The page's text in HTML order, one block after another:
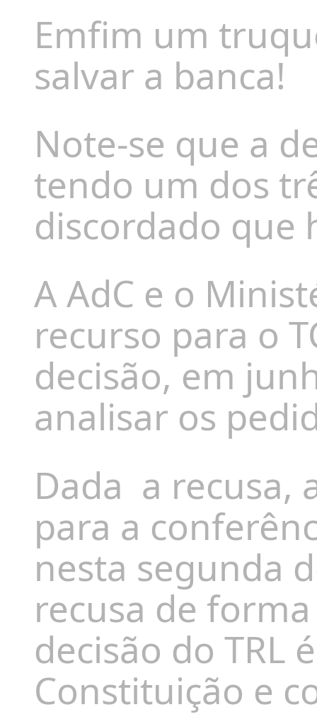
Emfim um
salvar a banca!
Note-se que a
tendo um dos
discordado que
A AdC e o
recurso para o
decisão, em
analisar os
Dada a recusa,
para a
nesta segunda
recusa de
decisão do TRL
Constituição e